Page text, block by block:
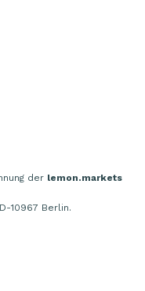
der lemon.markets
10967 Berlin.